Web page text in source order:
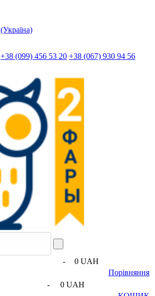
+38 (099) 456 53 20 +38 (067) 930 94 56
-
0 UAH
Порівняння
-
0 UAH